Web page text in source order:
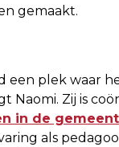
gemaakt.
een plek waar
Naomi. Zij is
in de
als